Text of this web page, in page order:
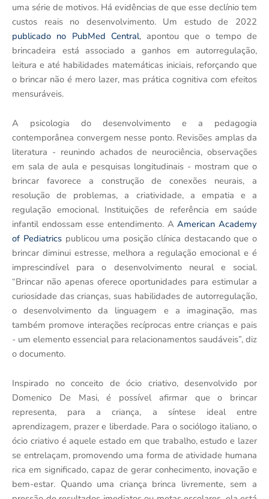
uma série de motivos. Há evidências de que esse declínio tem
custos reais no desenvolvimento. Um estudo de 2022
publicado no PubMed Central, apontou que o tempo de
brincadeira está associado a ganhos em autorregulação,
leitura e até habilidades matemáticas iniciais, reforçando que
o brincar não é mero lazer, mas prática cognitiva com efeitos
mensuráveis.
A psicologia do desenvolvimento e a pedagogia
contemporânea convergem nesse ponto. Revisões amplas da
literatura - reunindo achados de neurociência, observações
em sala de aula e pesquisas longitudinais - mostram que o
brincar favorece a construção de conexões neurais, a
resolução de problemas, a criatividade, a empatia e a
regulação emocional. Instituições de referência em saúde
infantil endossam esse entendimento. AAmerican Academy
of Pediatricspublicou uma posição clínica destacando que o
brincar diminui estresse, melhora a regulação emocional e é
imprescindível para o desenvolvimento neural e social.
“Brincar não apenas oferece oportunidades para estimular a
curiosidade das crianças, suas habilidades de autorregulação,
o desenvolvimento da linguagem e a imaginação, mas
também promove interações recíprocas entre crianças e pais
- um elemento essencial para relacionamentos saudáveis”, diz
o documento.
Inspirado no conceito de ócio criativo, desenvolvido por
Domenico De Masi, é possível afirmar que o brincar
representa, para a criança, a síntese ideal entre
aprendizagem, prazer e liberdade. Para o sociólogo italiano, o
ócio criativo é aquele estado em que trabalho, estudo e lazer
se entrelaçam, promovendo uma forma de atividade humana
rica em significado, capaz de gerar conhecimento, inovação e
bem-estar. Quando uma criança brinca livremente, sem a